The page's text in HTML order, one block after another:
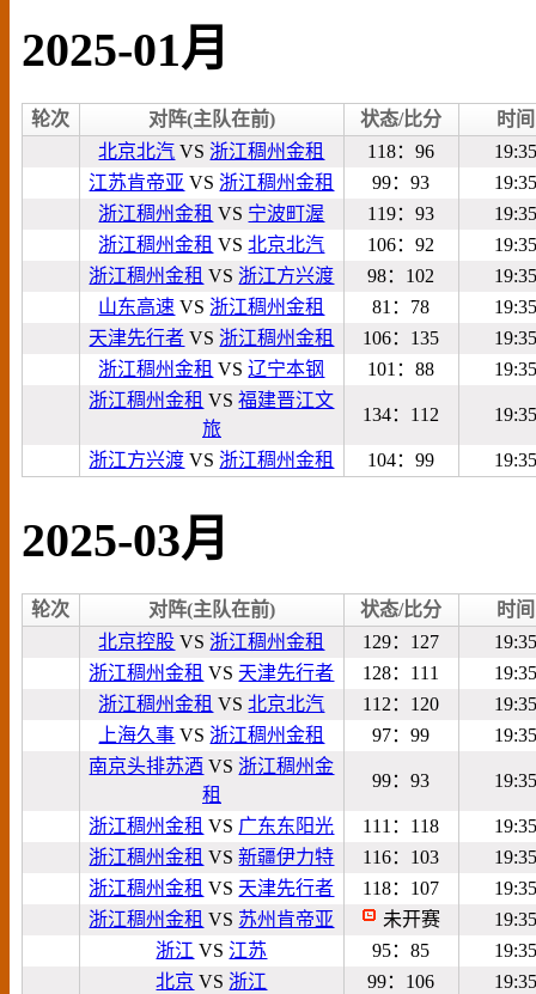
2025-01月
轮次 对阵(主队在前) 状态/比分
时间
北京北汽 VS 浙江稠州金租 118：96
江苏肯帝亚 VS 浙江稠州金租 99：93
浙江稠州金租 VS 宁波町渥 119：93
浙江稠州金租 VS北京北汽 106：92
浙江稠州金租 VS 浙江方兴渡 98：102
山东高速 VS 浙江稠州金租 81：78
天津先行者 VS 浙江稠州金租 106：135
浙江稠州金租 VS辽宁本钢 101：88
浙江稠州金租 VS福建晋江文
旅
134：112
浙江方兴渡 VS 浙江稠州金租 104：99
2025-03月
轮次 对阵(主队在前) 状态/比分
时间
北京控股 VS 浙江稠州金租 129：127
浙江稠州金租 VS 天津先行者 128：111
浙江稠州金租 VS北京北汽 112：120
上海久事 VS 浙江稠州金租 97：99
南京头排苏酒 VS 浙江稠州金
租
99：93
浙江稠州金租 VS 广东东阳光 111：118
浙江稠州金租 VS新疆伊力特 116：103
浙江稠州金租 VS 天津先行者 118：107
浙江稠州金租 VS 苏州肯帝亚 未开赛
浙江 VS 江苏 95：85
北京 VS 浙江 99：106